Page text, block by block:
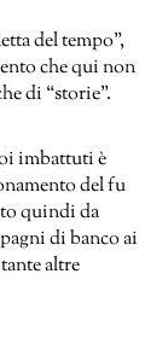
del tempo”,
che qui non
di “storie”.
imbattuti è
del fu
quindi da
di banco ai
altre